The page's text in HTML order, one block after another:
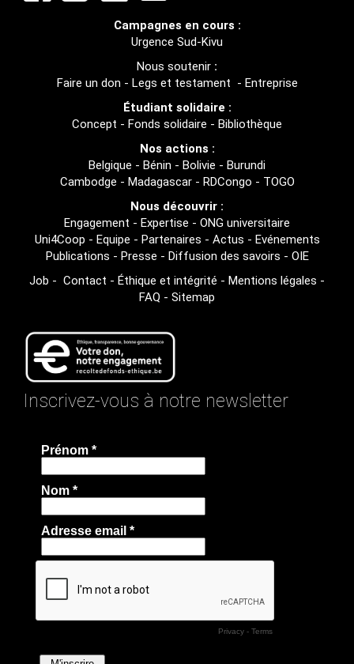
Campagnes en cours :
Urgence Sud-Kivu
Nous soutenir :
Faire un don - Legs et testament - Entreprise
Étudiant solidaire :
Concept - Fonds solidaire - Bibliothèque
Nos actions :
Belgique - Bénin - Bolivie - Burundi
Cambodge - Madagascar- RDCongo - TOGO
Nous découvrir :
Engagement - Expertise - ONG universitaire
Uni4Coop - Equipe - Partenaires - Actus - Evénements
Publications - Presse - Diffusion des savoirs - OIE
Job - Contact - Éthique et intégrité - Mentions légales -
FAQ - Sitemap
Inscrivez-vous à notre newsletter